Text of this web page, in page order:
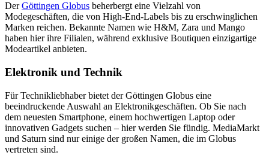
DerGöttingen Globus beherbergt eine Vielzahl von
Modegeschäften, die von High-End-Labels bis zu erschwinglichen
Marken reichen. Bekannte Namen wie H&M, Zara und Mango
haben hier ihre Filialen, während exklusive Boutiquen einzigartige
Modeartikel anbieten.
Elektronik und Technik
Für Technikliebhaber bietet der Göttingen Globus eine
beeindruckende Auswahl an Elektronikgeschäften. Ob Sie nach
dem neuesten Smartphone, einem hochwertigen Laptop oder
innovativen Gadgets suchen – hier werden Sie fündig. MediaMarkt
und Saturn sind nur einige der großen Namen, die im Globus
vertreten sind.